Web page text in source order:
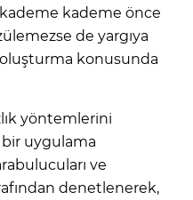
kademe önce
de yargıya
oluşturma konusunda
yöntemlerini
uygulama
ve
denetlenerek,